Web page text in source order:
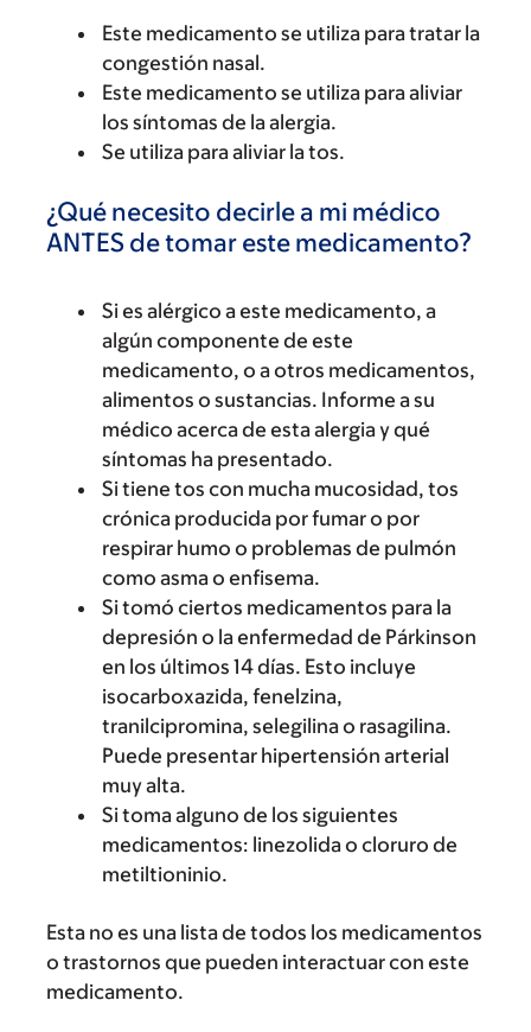
Este medicamento se utiliza para tratar la
congestión nasal.
Este medicamento se utiliza para aliviar
los síntomas de la alergia.
Se utiliza para aliviar la tos.
¿Qué necesito decirle a mi médico
ANTES de tomar este medicamento?
Si es alérgico a este medicamento, a
algún componente de este
medicamento, o a otros medicamentos,
alimentos o sustancias. Informe a su
médico acerca de esta alergia y qué
síntomas ha presentado.
Si tiene tos con mucha mucosidad, tos
crónica producida por fumar o por
respirar humo o problemas de pulmón
como asma o enfisema.
Si tomó ciertos medicamentos para la
depresión o la enfermedad de Párkinson
en los últimos 14 días. Esto incluye
isocarboxazida, fenelzina,
tranilcipromina, selegilina o rasagilina.
Puede presentar hipertensión arterial
muy alta.
Si toma alguno de los siguientes
medicamentos: linezolida o cloruro de
metiltioninio.
Esta no es una lista de todos los medicamentos
o trastornos que pueden interactuar con este
medicamento.